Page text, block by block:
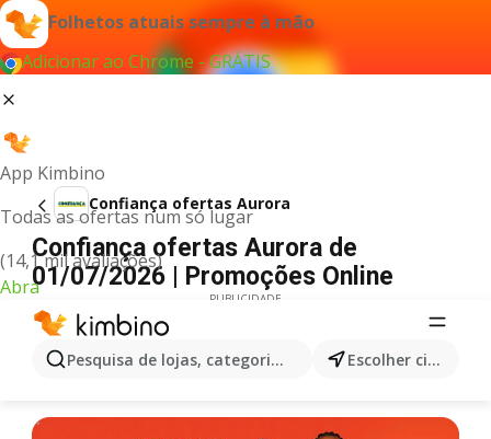
Folhetos atuais sempre à mão
Adicionar ao Chrome - GRÁTIS
App Kimbino
Todas as ofertas num só lugar
(14,1 mil avaliações)
Abra
Pesquisa de lojas, categorias,produtos... Escolher cidade
Confiança ofertas Aurora
Confiança ofertas Aurora de
01/07/2026 | Promoções Online
PUBLICIDADE